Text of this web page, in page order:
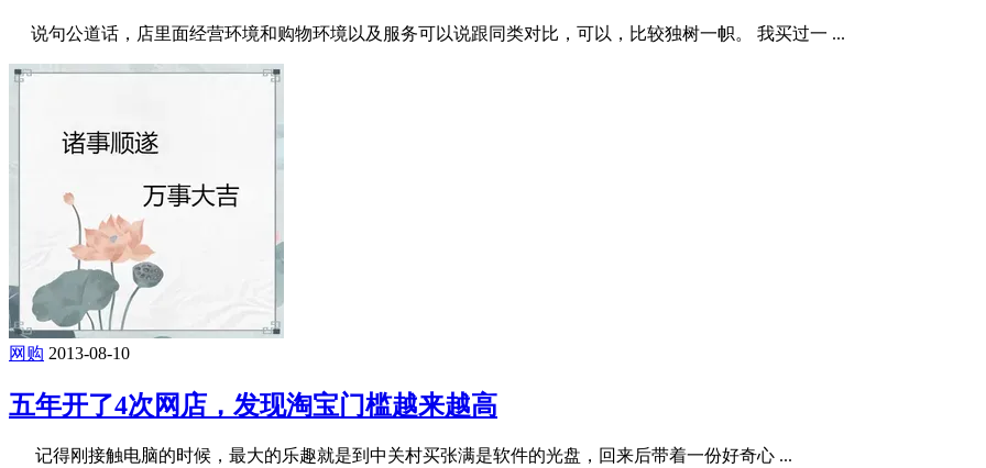
说句公道话，店里面经营环境和购物环境以及服务可以说跟同类对比，可以，比较独树一帜。 我买过一 ...
网购 2013-08-10
五年开了4次网店，发现淘宝门槛越来越高
记得刚接触电脑的时候，最大的乐趣就是到中关村买张满是软件的光盘，回来后带着一份好奇心 ...